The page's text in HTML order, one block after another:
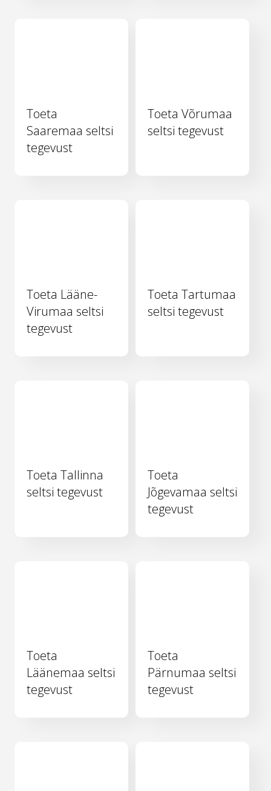
Toeta
Saaremaa seltsi
tegevust
Toeta Võrumaa
seltsi tegevust
Toeta Lääne-
Virumaa seltsi
tegevust
Toeta Tartumaa
seltsi tegevust
Toeta Tallinna
seltsi tegevust
Toeta
Jõgevamaa seltsi
tegevust
Toeta
Läänemaa seltsi
tegevust
Toeta
Pärnumaa seltsi
tegevust